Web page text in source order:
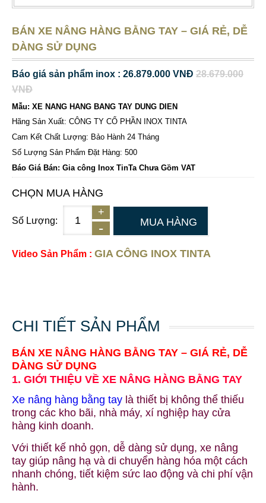
BÁN XE NÂNG HÀNG BẰNG TAY – GIÁ RẺ, DỄ
DÀNG SỬ DỤNG
Báo giá sản phẩm inox : 26.879.000 VNĐ 28.679.000
VNĐ
Mẫu: XE NANG HANG BANG TAY DUNG DIEN
Hãng Sản Xuất: CÔNG TY CỔ PHẦN INOX TINTA
Cam Kết Chất Lượng: Bảo Hành 24 Tháng
Số Lượng Sản Phẩm Đặt Hàng: 500
Báo Giá Bán: Gia công Inox TinTa Chưa Gồm VAT
CHỌN MUA HÀNG
Số Lượng: MUA HÀNG
Video Sản Phẩm : GIA CÔNG INOX TINTA
CHI TIẾT SẢN PHẨM
BÁN XE NÂNG HÀNG BẰNG TAY – GIÁ RẺ, DỄ
DÀNG SỬ DỤNG
1. GIỚI THIỆU VỀ XE NÂNG HÀNG BẰNG TAY
Xe nâng hàng bằng tay là thiết bị không thể thiếu
trong các kho bãi, nhà máy, xí nghiệp hay cửa
hàng kinh doanh.
Với thiết kế nhỏ gọn, dễ dàng sử dụng, xe nâng
tay giúp nâng hạ và di chuyển hàng hóa một cách
nhanh chóng, tiết kiệm sức lao động và chi phí vận
hành.